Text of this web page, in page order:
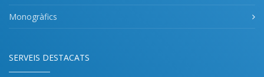
Monogràfics
SERVEIS DESTACATS